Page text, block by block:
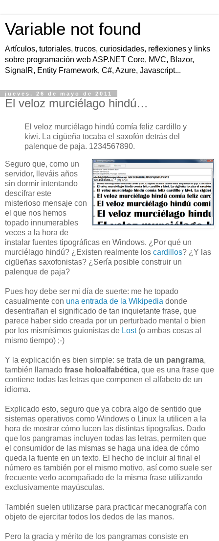
Variable not found
Artículos, tutoriales, trucos, curiosidades, reflexiones y links
sobre programación web ASP.NET Core, MVC, Blazor,
SignalR, Entity Framework, C#, Azure, Javascript...
jueves, 26 de mayo de 2011
El veloz murciélago hindú…
El veloz murciélago hindú comía feliz cardillo y
kiwi. La cigüeña tocaba el saxofón detrás del
palenque de paja. 1234567890.
Seguro que, como un
servidor, lleváis años
sin dormir intentando
descifrar este
misterioso mensaje con
el que nos hemos
topado innumerables
veces a la hora de
instalar fuentes tipográficas en Windows. ¿Por qué un
murciélago hindú? ¿Existen realmente los cardillos? ¿Y las
cigüeñas saxofonistas? ¿Sería posible construir un
palenque de paja?
Pues hoy debe ser mi día de suerte: me he topado
casualmente con una entrada de la Wikipedia donde
desentrañan el significado de tan inquietante frase, que
parece haber sido creada por un perturbado mental o bien
por los mismísimos guionistas de Lost(o ambas cosas al
mismo tiempo) ;-)
Y la explicación es bien simple: se trata de un pangrama,
también llamado frase holoalfabética, que es una frase que
contiene todas las letras que componen el alfabeto de un
idioma.
Explicado esto, seguro que ya cobra algo de sentido que
sistemas operativos como Windows o Linux la utilicen a la
hora de mostrar cómo lucen las distintas tipografías. Dado
que los pangramas incluyen todas las letras, permiten que
el consumidor de las mismas se haga una idea de cómo
queda la fuente en un texto. El hecho de incluir al final el
número es también por el mismo motivo, así como suele ser
frecuente verlo acompañado de la misma frase utilizando
exclusivamente mayúsculas.
También suelen utilizarse para practicar mecanografía con
objeto de ejercitar todos los dedos de las manos.
Pero la gracia y mérito de los pangramas consiste en